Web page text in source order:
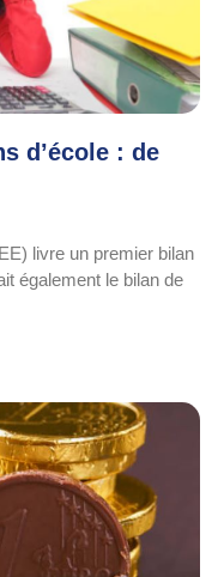
d’école : de
livre un premier bilan
également le bilan de